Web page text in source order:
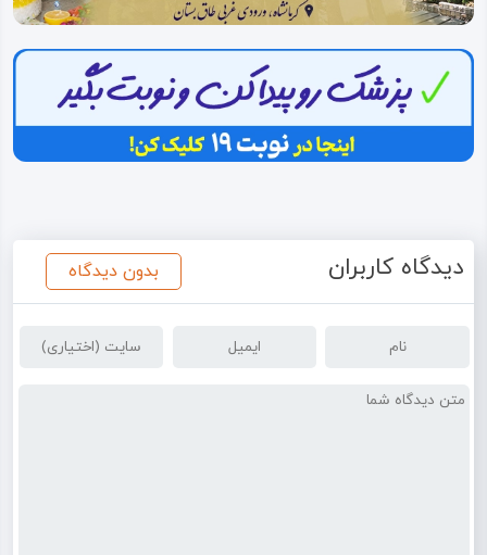
دیدگاه کاربران بدون دیدگاه